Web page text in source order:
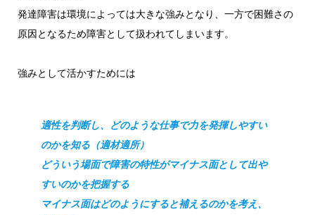
発達障害は環境によっては大きな強みとなり、一方で困難さの
原因となるため障害として扱われてしまいます。
強みとして活かすためには
適性を判断し、どのような仕事で力を発揮しやすい
のかを知る（適材適所）
どういう場面で障害の特性がマイナス面として出や
すいのかを把握する
マイナス面はどのようにすると補えるのかを考え、